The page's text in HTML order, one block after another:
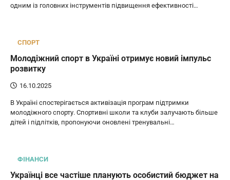
одним із головних інструментів підвищення ефективності…
СПОРТ
Молодіжний спорт в Україні отримує новий імпульс
розвитку
16.10.2025
В Україні спостерігається активізація програм підтримки
молодіжного спорту. Спортивні школи та клуби залучають більше
дітей і підлітків, пропонуючи оновлені тренувальні…
ФІНАНСИ
Українці все частіше планують особистий бюджет на